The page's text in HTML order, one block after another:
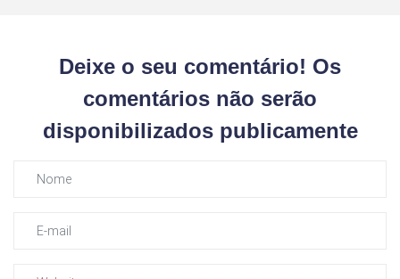
Deixe o seu comentário! Os
comentários não serão
disponibilizados publicamente